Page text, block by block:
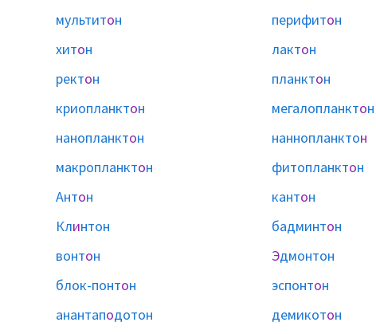
мультитон перифитон
хитон лактон
ректон планктон
криопланктон мегалопланктон
нанопланктон наннопланктон
макропланктон фитопланктон
Антон кантон
Клинтон бадминтон
вонтон Эдмонтон
блок-понтон эспонтон
анантаподотон демикотон